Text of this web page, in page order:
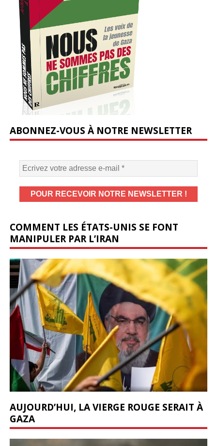
ABONNEZ-VOUS À NOTRE NEWSLETTER
COMMENT LES ÉTATS-UNIS SE FONT
MANIPULER PAR L’IRAN
AUJOURD’HUI, LA VIERGE ROUGE SERAIT À
GAZA